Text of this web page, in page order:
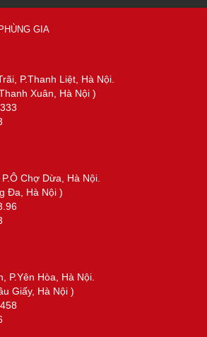
GIA
P.Thanh Liệt, Hà Nội.
Xuân, Hà Nội )
Chợ Dừa, Hà Nội.
Đa, Hà Nội )
P.Yên Hòa, Hà Nội.
Giấy, Hà Nội )